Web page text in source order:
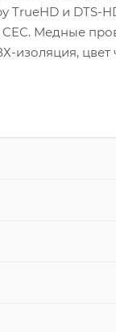
TrueHD и DTS-
CEC. Медные
изоляция, цвет